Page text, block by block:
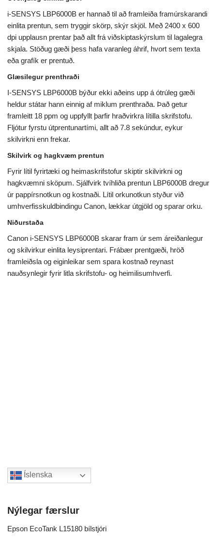
i-SENSYS LBP6000B er hannað til að framleiða framúrskarandi
einlita prentun, sem tryggir skörp, skýr skjöl. Með 2400 x 600
dpi upplausn prentar það allt frá viðskiptaskýrslum til lagalegra
skjala. Stöðug gæði þess hafa varanleg áhrif, hvort sem texta
eða grafík er prentuð.
Glæsilegur prenthraði
I-SENSYS LBP6000B býður ekki aðeins upp á ótrúleg gæði
heldur státar hann einnig af miklum prenthraða. Það getur
framleitt 18 ppm og uppfyllt þarfir hraðvirkra lítilla skrifstofu.
Fljótur fyrstu útprentunartími, allt að 7.8 sekúndur, eykur
skilvirkni enn frekar.
Skilvirk og hagkvæm prentun
Fyrir lítil fyrirtæki og heimaskrifstofur skiptir skilvirkni og
hagkvæmni sköpum. Sjálfvirk tvíhliða prentun LBP6000B dregur
úr pappírsnotkun og kostnaði. Lítil orkunotkun styður við
umhverfisskuldbindingu Canon, lækkar útgjöld og sparar orku.
Niðurstaða
Canon i-SENSYS LBP6000B skarar fram úr sem áreiðanlegur
og skilvirkur einlita leysiprentari. Frábær prentgæði, hröð
framleiðsla og eiginleikar sem spara kostnað reynast
nauðsynlegir fyrir litla skrifstofu- og heimilisumhverfi.
Íslenska
Nýlegar færslur
Epson EcoTank L15180 bílstjóri